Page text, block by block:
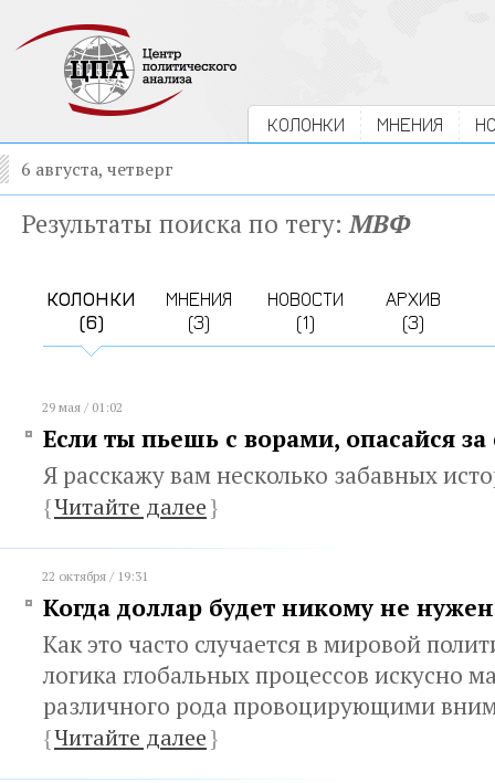
КОЛОНКИ МНЕНИЯ
6 августа, четверг
Результаты поиска по тегу:МВФ
КОЛОНКИ
(6)
МНЕНИЯ
(3)
НОВОСТИ
(1)
АРХИВ
(3)
29 мая / 01:02
Если ты пьешь с ворами, опасайся
Я расскажу вам несколько забавных
{Читайте далее}
22 октября / 19:31
Когда доллар будет никому не нужен
Как это часто случается в мировой
логика глобальных процессов искусно
различного рода провоцирующими
{Читайте далее}